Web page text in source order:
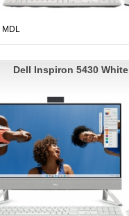
MDL
Dell Inspiron 5430 White